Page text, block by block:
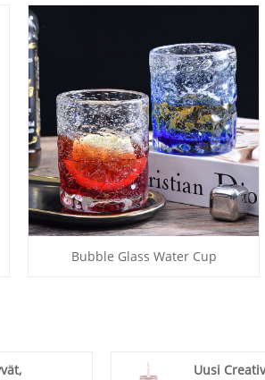
Bubble Glass Water Cup
Uusi